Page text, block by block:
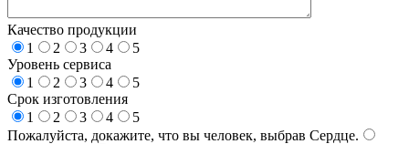
Качество продукции
1
2 3 4
5
Уровень сервиса
1
2 3 4
5
Срок изготовления
1
2 3 4
5
Пожалуйста, докажите, что вы человек, выбрав Сердце.